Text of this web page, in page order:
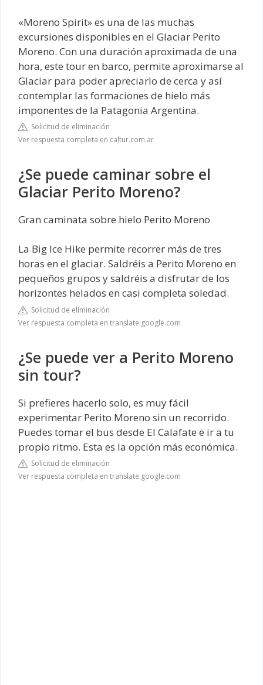
«Moreno Spirit» es una de las muchas
excursiones disponibles en el Glaciar Perito
Moreno. Con una duración aproximada de una
hora, este tour en barco, permite aproximarse al
Glaciar para poder apreciarlo de cerca y así
contemplar las formaciones de hielo más
imponentes de la Patagonia Argentina.
Solicitud de eliminación
Ver respuesta completa en caltur.com.ar
¿Se puede caminar sobre el
Glaciar Perito Moreno?
Gran caminata sobre hielo Perito Moreno
La Big Ice Hike permite recorrer más de tres
horas en el glaciar. Saldréis a Perito Moreno en
pequeños grupos y saldréis a disfrutar de los
horizontes helados en casi completa soledad.
Solicitud de eliminación
Ver respuesta completa en translate.google.com
¿Se puede ver a Perito Moreno
sin tour?
Si prefieres hacerlo solo, es muy fácil
experimentar Perito Moreno sin un recorrido.
Puedes tomar el bus desde El Calafate e ir a tu
propio ritmo. Esta es la opción más económica.
Solicitud de eliminación
Ver respuesta completa en translate.google.com